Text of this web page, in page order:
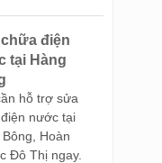
điện
tại Hàng
hỗ trợ sửa
nước tại
Bông, Hoàn
Đô Thị ngay.